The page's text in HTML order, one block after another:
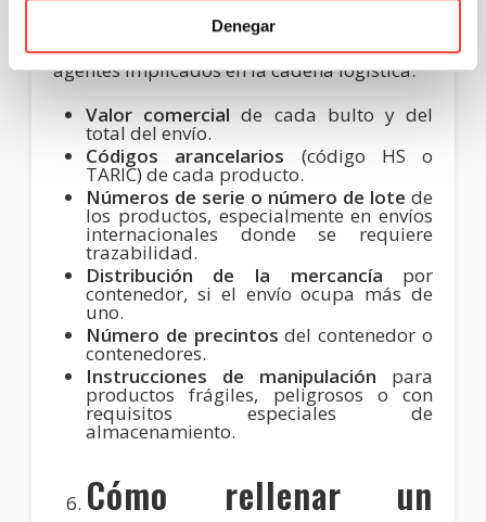
Denegar
Además de los campos obligatorios, es
recomendable incluir información adicional
que facilite el trabajo de los distintos
agentes implicados en la cadena logística:
Valor comercial de cada bulto y del
total del envío.
Códigos arancelarios (código HS o
TARIC) de cada producto.
Números de serie o número de lote de
los productos, especialmente en envíos
internacionales donde se requiere
trazabilidad.
Distribución de la mercancía por
contenedor, si el envío ocupa más de
uno.
Número de precintos del contenedor o
contenedores.
Instrucciones de manipulación para
productos frágiles, peligrosos o con
requisitos especiales de
almacenamiento.
Cómo rellenar un